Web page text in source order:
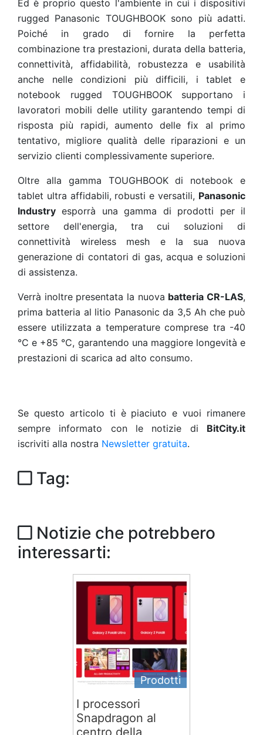
Ed è proprio questo l'ambiente in cui i dispositivi
rugged Panasonic TOUGHBOOK sono più adatti.
Poiché in grado di fornire la perfetta
combinazione tra prestazioni, durata della batteria,
connettività, affidabilità, robustezza e usabilità
anche nelle condizioni più difficili, i tablet e
notebook rugged TOUGHBOOK supportano i
lavoratori mobili delle utility garantendo tempi di
risposta più rapidi, aumento delle fix al primo
tentativo, migliore qualità delle riparazioni e un
servizio clienti complessivamente superiore.
Oltre alla gamma TOUGHBOOK di notebook e
tablet ultra affidabili, robusti e versatili, Panasonic
Industry esporrà una gamma di prodotti per il
settore dell'energia, tra cui soluzioni di
connettività wireless mesh e la sua nuova
generazione di contatori di gas, acqua e soluzioni
di assistenza.
Verrà inoltre presentata la nuova batteria CR-LAS,
prima batteria al litio Panasonic da 3,5 Ah che può
essere utilizzata a temperature comprese tra -40
°C e +85 °C, garantendo una maggiore longevità e
prestazioni di scarica ad alto consumo.
Se questo articolo ti è piaciuto e vuoi rimanere
sempre informato con le notizie di BitCity.it
iscriviti alla nostra Newsletter gratuita.
Tag:
Notizie che potrebbero
interessarti:
Prodotti
I processori
Snapdragon al
centro della